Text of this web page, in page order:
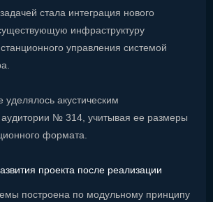
стала интеграция нового
инфраструктуру
управления системой
акустическим
аудитории № 314, учитывая ее размеры
формата.
проекта после реализации
построена по модульному принципу